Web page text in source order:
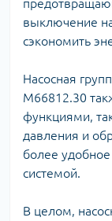
выключение
сэкономить
Насосная
M66812.30
функциями,
давления и
более
системой.
В целом,